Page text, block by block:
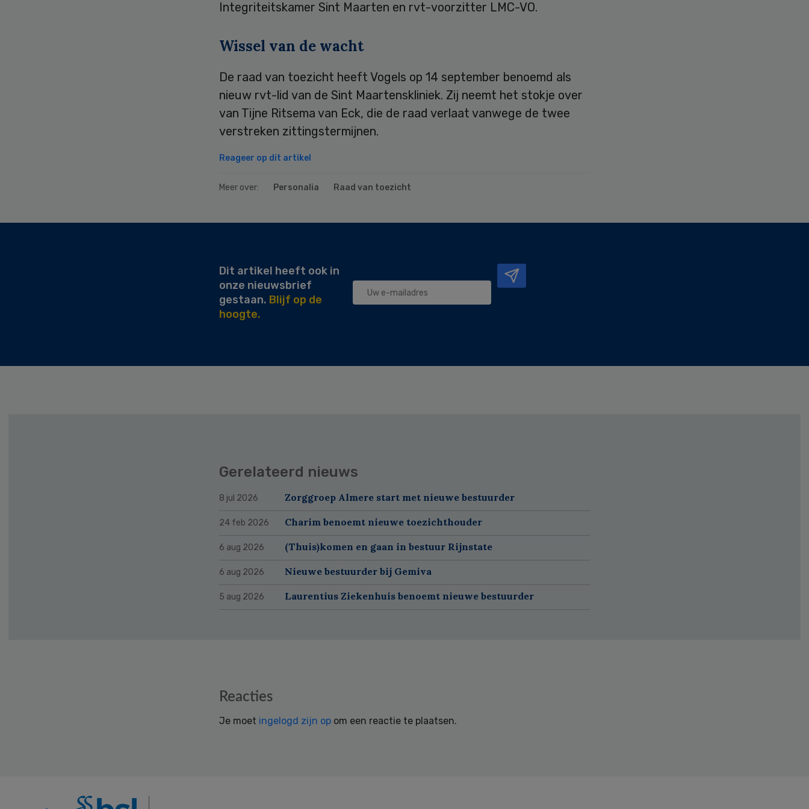
Integriteitskamer Sint Maarten en rvt-voorzitter LMC-VO.
Wissel van de wacht
De raad van toezicht heeft Vogels op 14 september benoemd als
nieuw rvt-lid van de Sint Maartenskliniek. Zij neemt het stokje over
van Tijne Ritsema van Eck, die de raad verlaat vanwege de twee
verstreken zittingstermijnen.
Reageer op dit artikel
Meer over: Personalia Raad van toezicht
Dit artikel heeft ook in
onze nieuwsbrief
gestaan. Blijf op de
hoogte.
Gerelateerd nieuws
8 jul 2026 Zorggroep Almere start met nieuwe bestuurder
24 feb 2026 Charim benoemt nieuwe toezichthouder
6 aug 2026 (Thuis)komen en gaan in bestuur Rijnstate
6 aug 2026 Nieuwe bestuurder bij Gemiva
5 aug 2026 Laurentius Ziekenhuis benoemt nieuwe bestuurder
Reacties
Je moet ingelogd zijn op om een reactie te plaatsen.